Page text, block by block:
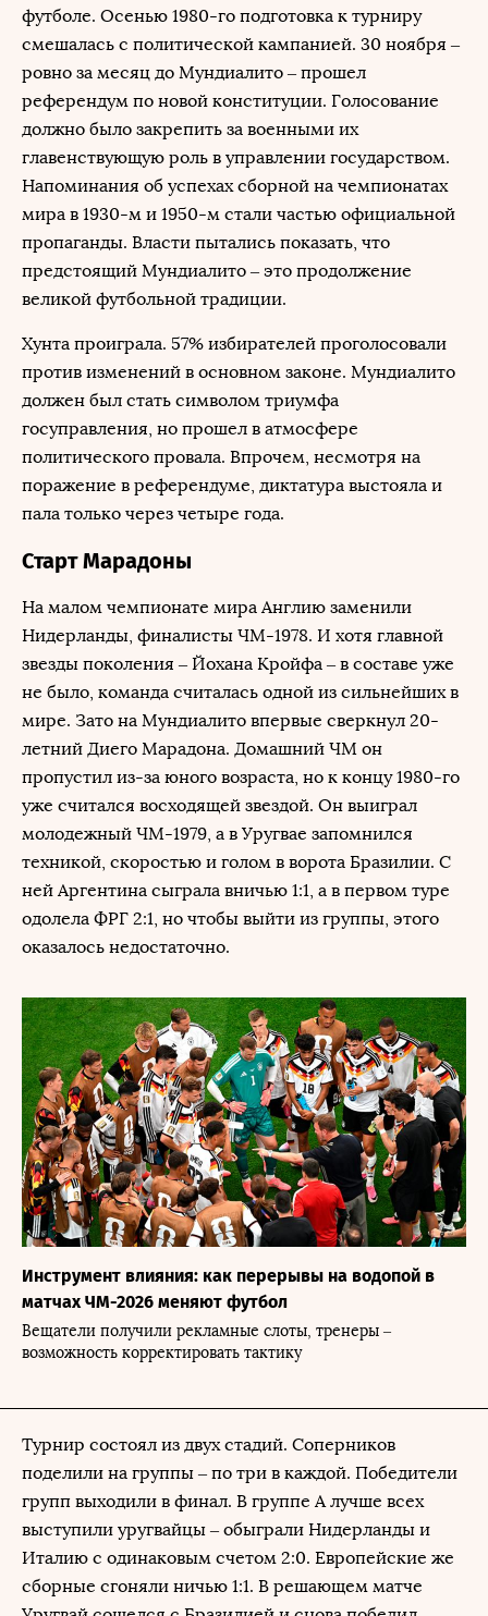
футболе. Осенью 1980-го подготовка к турниру
смешалась с политической кампанией. 30 ноября –
ровно за месяц до Мундиалито – прошел
референдум по новой конституции. Голосование
должно было закрепить за военными их
главенствующую роль в управлении государством.
Напоминания об успехах сборной на чемпионатах
мира в 1930-м и 1950-м стали частью официальной
пропаганды. Власти пытались показать, что
предстоящий Мундиалито – это продолжение
великой футбольной традиции.
Хунта проиграла. 57% избирателей проголосовали
против изменений в основном законе. Мундиалито
должен был стать символом триумфа
госуправления, но прошел в атмосфере
политического провала. Впрочем, несмотря на
поражение в референдуме, диктатура выстояла и
пала только через четыре года.
Старт Марадоны
На малом чемпионате мира Англию заменили
Нидерланды, финалисты ЧМ-1978. И хотя главной
звезды поколения – Йохана Кройфа – в составе уже
не было, команда считалась одной из сильнейших в
мире. Зато на Мундиалито впервые сверкнул 20-
летний Диего Марадона. Домашний ЧМ он
пропустил из-за юного возраста, но к концу 1980-го
уже считался восходящей звездой. Он выиграл
молодежный ЧМ-1979, а в Уругвае запомнился
техникой, скоростью и голом в ворота Бразилии. С
ней Аргентина сыграла вничью 1:1, а в первом туре
одолела ФРГ 2:1, но чтобы выйти из группы, этого
оказалось недостаточно.
Инструмент влияния: как перерывы на водопой в
матчах ЧМ-2026 меняют футбол
Вещатели получили рекламные слоты, тренеры –
возможность корректировать тактику
Турнир состоял из двух стадий. Соперников
поделили на группы – по три в каждой. Победители
групп выходили в финал. В группе А лучше всех
выступили уругвайцы – обыграли Нидерланды и
Италию с одинаковым счетом 2:0. Европейские же
сборные сгоняли ничью 1:1. В решающем матче